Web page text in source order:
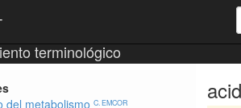
terminológico
del metabolismo C. EMCOR